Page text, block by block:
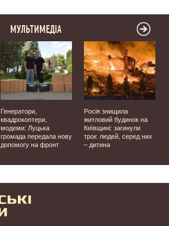
МУЛЬТИМЕДІА
Генератори,
квадрокоптери,
модеми: Луцька
громада передала нову
допомогу на фронт
Росія знищила
житловий будинок на
Київщині: загинули
троє людей, серед них
– дитина